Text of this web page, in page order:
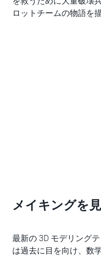
ロットチームの物語を
メイキングを
最新の 3D モデリング
は過去に目を向け、数